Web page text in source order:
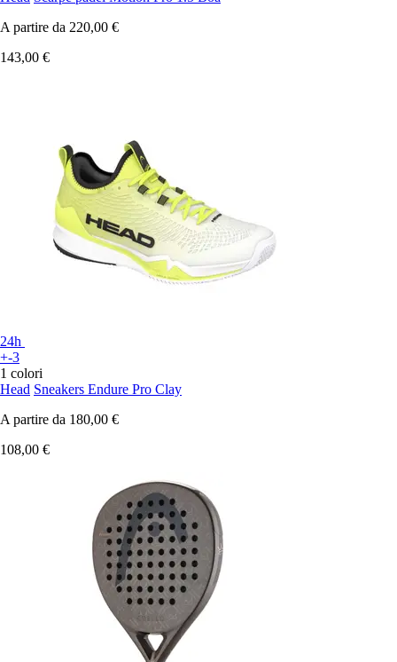
A partire da 220,00 €
143,00 €
24h
+-3
1 colori
Head Sneakers Endure Pro Clay
A partire da 180,00 €
108,00 €